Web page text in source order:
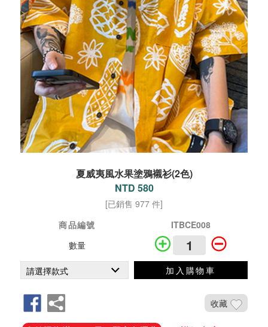
夏威夷風水果塗鴉襯衫(2色)
NTD 580
[已銷售 977 件]
商品編號
ITBCE008
數量
加入購物車
收藏